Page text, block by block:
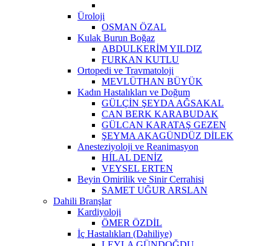
Üroloji
OSMAN ÖZAL
Kulak Burun Boğaz
ABDULKERİM YILDIZ
FURKAN KUTLU
Ortopedi ve Travmatoloji
MEVLÜTHAN BÜYÜK
Kadın Hastalıkları ve Doğum
GÜLÇİN ŞEYDA AĞSAKAL
CAN BERK KARABUDAK
GÜLCAN KARATAŞ GEZEN
ŞEYMA AKAGÜNDÜZ DİLEK
Anesteziyoloji ve Reanimasyon
HİLAL DENİZ
VEYSEL ERTEN
Beyin Omirilik ve Sinir Cerrahisi
SAMET UĞUR ARSLAN
Dahili Branşlar
Kardiyoloji
ÖMER ÖZDİL
İç Hastalıkları (Dahiliye)